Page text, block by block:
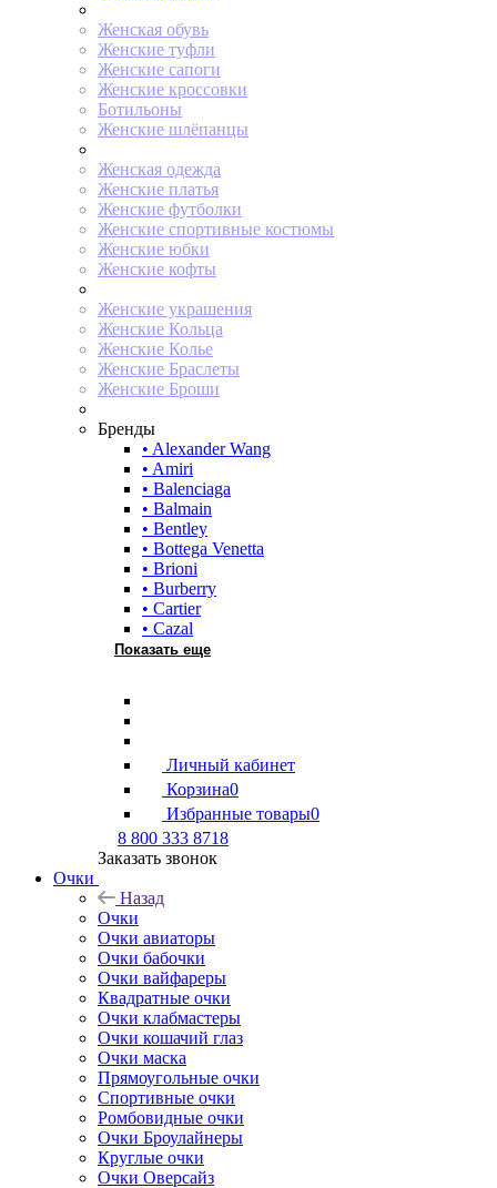
Женская обувь
Женские туфли
Женские сапоги
Женские кроссовки
Ботильоны
Женские шлёпанцы
Женская одежда
Женские платья
Женские футболки
Женские спортивные костюмы
Женские юбки
Женские кофты
Женские украшения
Женские Кольца
Женские Колье
Женские Браслеты
Женские Броши
Бренды
• Alexander Wang
• Amiri
• Balenciaga
• Balmain
• Bentley
• Bottega Venetta
• Brioni
• Burberry
• Cartier
• Cazal
Показать еще
Личный кабинет
Корзина0
Избранные товары0
8 800 333 8718
Заказать звонок
Очки
Назад
Очки
Очки авиаторы
Очки бабочки
Очки вайфареры
Квадратные очки
Очки клабмастеры
Очки кошачий глаз
Очки маска
Прямоугольные очки
Спортивные очки
Ромбовидные очки
Очки Броулайнеры
Круглые очки
Очки Оверсайз